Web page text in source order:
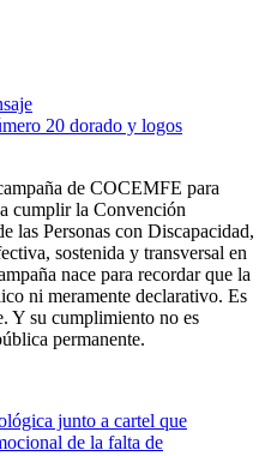
de COCEMFE para
cumplir la Convención
las Personas con Discapacidad,
sostenida y transversal en
nace para recordar que la
ni meramente declarativo. Es
Y su cumplimiento no es
permanente.